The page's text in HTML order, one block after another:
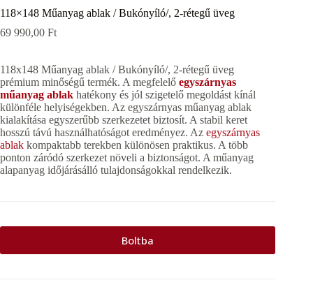
118×148 Műanyag ablak / Bukónyíló/, 2-rétegű üveg
69 990,00 Ft
118x148 Műanyag ablak / Bukónyíló/, 2-rétegű üveg
prémium minőségű termék. A megfelelő egyszárnyas
műanyag ablak hatékony és jól szigetelő megoldást kínál
különféle helyiségekben. Az egyszárnyas műanyag ablak
kialakítása egyszerűbb szerkezetet biztosít. A stabil keret
hosszú távú használhatóságot eredményez. Az egyszárnyas
ablak kompaktabb terekben különösen praktikus. A több
ponton záródó szerkezet növeli a biztonságot. A műanyag
alapanyag időjárásálló tulajdonságokkal rendelkezik.
Boltba